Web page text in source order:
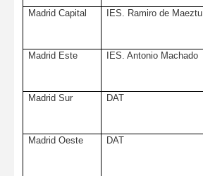
Madrid Capital IES. Ramiro de Maeztu
Madrid Este IES. Antonio Machado
Madrid Sur DAT
Madrid Oeste DAT